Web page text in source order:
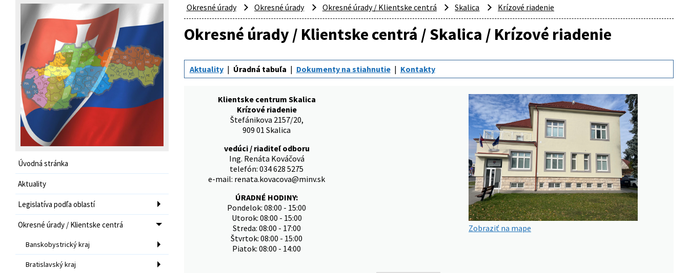
Úvodná stránka
Aktuality
Legislatíva podľa oblastí
Okresné úrady / Klientske centrá
Banskobystrický kraj
Bratislavský kraj
Okresné úrady Okresné úrady Okresné úrady / Klientske centrá Skalica Krízové riadenie
Okresné úrady / Klientske centrá / Skalica / Krízové riadenie
Aktuality Úradná tabuľa Dokumenty na stiahnutie Kontakty
Klientske centrum Skalica
Krízové riadenie
Štefánikova 2157/20,
909 01 Skalica
vedúci / riaditeľ odboru
Ing. Renáta Kováčová
telefón: 034 628 5275
e-mail: renata.kovacova@minv.sk
ÚRADNÉ HODINY:
Pondelok: 08:00 - 15:00
Utorok: 08:00 - 15:00
Streda: 08:00 - 17:00
Štvrtok: 08:00 - 15:00
Piatok: 08:00 - 14:00
Zobraziť na mape